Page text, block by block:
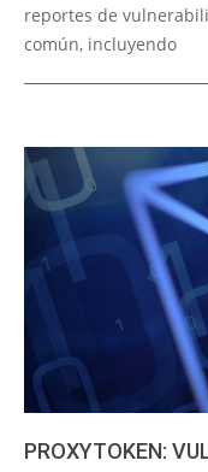
reportes de
común, incluyendo
PROXYTOKEN: